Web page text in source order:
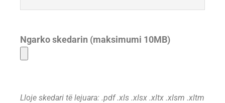
Ngarko skedarin (maksimumi 10MB)
Lloje skedari të lejuara: .pdf .xls .xlsx .xltx .xlsm .xltm